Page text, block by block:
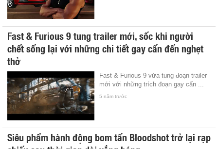
Fast & Furious 9 tung trailer mới, sốc khi người
chết sống lại với những chi tiết gay cấn đến nghẹt
thở
Fast & Furious 9 vừa tung đoạn trailer
mới với những trích đoạn gay cấn ...
5 năm trước
Siêu phẩm hành động bom tấn Bloodshot trở lại rạp